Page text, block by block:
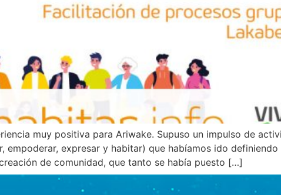
muy positiva para Ariwake. Supuso un impulso de
empoderar, expresar y habitar) que habíamos ido
de comunidad, que tanto se había puesto […]